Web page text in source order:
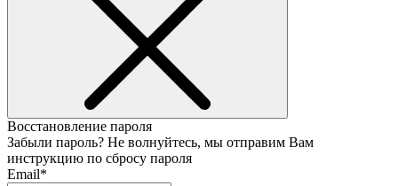
Восстановление пароля
Забыли пароль? Не волнуйтесь, мы отправим Вам
инструкцию по сбросу пароля
Email*